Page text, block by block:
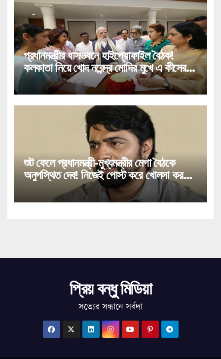
প্রধানমন্ত্রীর বাসভবনে হাইপ্রোফাইল বৈঠক!
কলকাতা নিয়ে খোদ নরেন্দ্র মোদির মুখে এ কীসের
বার্তা!
শুট ফেলে প্রধানমন্ত্রী-মুখ্যমন্ত্রীর মেগা বৈঠকে
অনুপস্থিত দেব! নিজেই পোস্ট করে খোলসা করলেন
ঘাটালের সাংসদ!
প্রিয় বন্ধু মিডিয়া
সত্যের সন্ধানে সর্বদা